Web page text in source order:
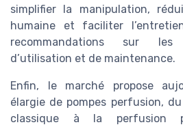
simplifier la manipulation,
humaine et faciliter
recommandations sur les
d’utilisation et de maintenance.
Enfin, le marché propose
élargie de pompes perfusion,
classique à la perfusion